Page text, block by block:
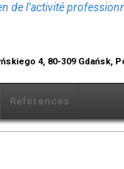
de l’activité
4, 80-309 Gdańsk,
Références